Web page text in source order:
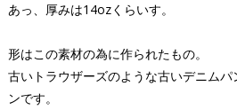
あっ、厚みは14ozくらいす。
形はこの素材の為に作られたもの。
古いトラウザーズのような古いデニム
ンです。